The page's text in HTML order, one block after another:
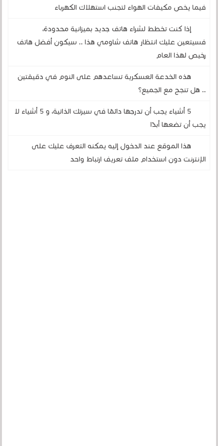
فيما يخص مكيفات الهواء لتجنب استهلاك الكهرباء
إذا كنت تخطط لشراء هاتف جديد بميزانية محدودة،
فسيتعين عليك انتظار هاتف شاومي هذا .. سيكون أفضل هاتف
رخيص لهذا العام
هذه الخدعة العسكرية تساعدهم على النوم في دقيقتين
.. هل تنجح مع الجميع؟
5 أشياء يجب أن تدرجها دائمًا في سيرتك الذاتية، و 5 أشياء لا
يجب أن تضعها أبدًا
هذا الموقع عند الدخول إليه يمكنه التعرف عليك على
الإنترنت دون استخدام ملف تعريف ارتباط واحد